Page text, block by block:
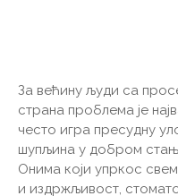
За већину људи са
страна проблема је
често игра пресудну
шупљина у добром
Онима који упркос
и издржљивост,